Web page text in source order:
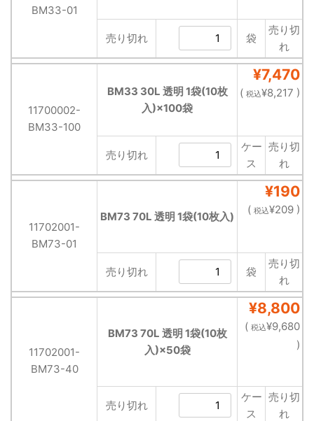
BM33-01
売り切れ 袋
売り切
れ
11700002-
BM33-100
BM33 30L 透明 1袋(10枚
入)×100袋
¥7,470
( 税込¥8,217 )
売り切れ
ケー
ス
売り切
れ
11702001-
BM73-01
BM73 70L 透明 1袋(10枚入)
¥190
( 税込¥209 )
売り切れ 袋
売り切
れ
11702001-
BM73-40
BM73 70L 透明 1袋(10枚
入)×50袋
¥8,800
( 税込¥9,680
)
売り切れ
ケー
ス
売り切
れ